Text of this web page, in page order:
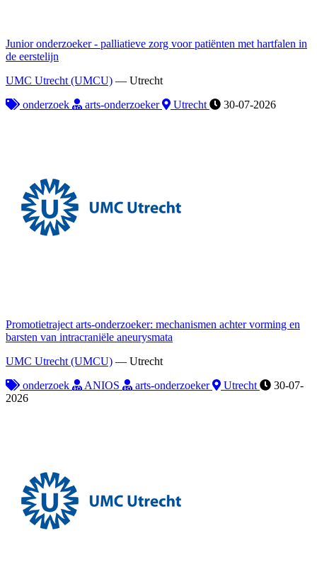
Junior onderzoeker - palliatieve zorg voor patiënten met hartfalen in
de eerstelijn
UMC Utrecht (UMCU) — Utrecht
onderzoek
arts-onderzoeker Utrecht 30-07-2026
Promotietraject arts-onderzoeker: mechanismen achter vorming en
barsten van intracraniële aneurysmata
UMC Utrecht (UMCU) — Utrecht
onderzoek
ANIOS arts-onderzoeker Utrecht
30-07-
2026